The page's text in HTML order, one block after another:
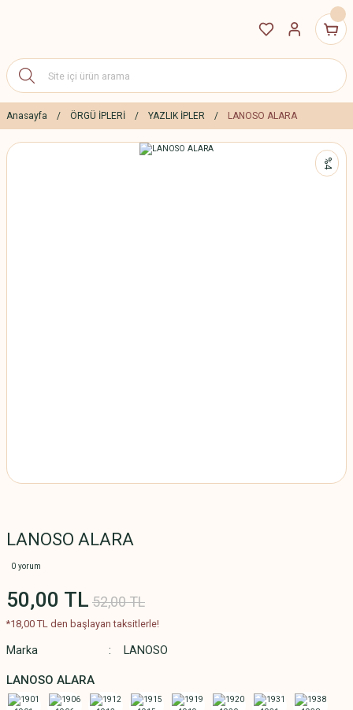
Anasayfa ÖRGÜ İPLERİ YAZLIK İPLER LANOSO ALARA
%4
LANOSO ALARA
0 yorum
50,00 TL 52,00 TL
*18,00 TL den başlayan taksitlerle!
Marka LANOSO
LANOSO ALARA